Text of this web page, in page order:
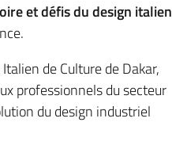
et défis du design italien
de Culture de Dakar,
professionnels du secteur
du design industriel